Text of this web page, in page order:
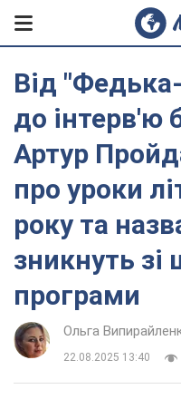
Від
до інтерв'ю
Артур
про уроки
року та
зникнуть зі
програми
Ольга
22.08.2025 13:40